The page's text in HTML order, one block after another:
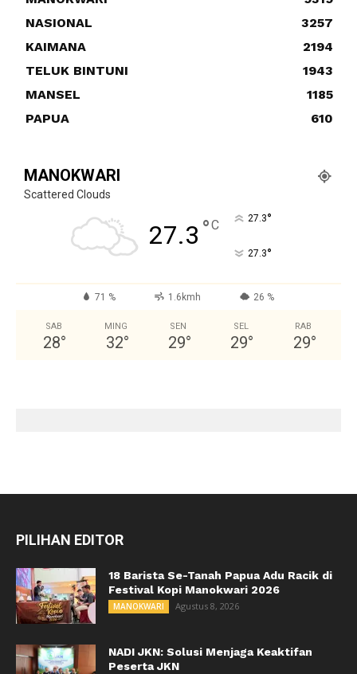
NASIONAL
3257
KAIMANA
2194
TELUK BINTUNI
1943
MANSEL
1185
PAPUA
610
MANOKWARI
Scattered Clouds
27.3 °C 27.3°
27.3°
71 % 1.6kmh 26 %
SAB
28°
MING
32°
SEN
29°
SEL
29°
RAB
29°
PILIHAN EDITOR
18 Barista Se-Tanah Papua Adu Racik di
Festival Kopi Manokwari 2026
MANOKWARI Agustus 8, 2026
NADI JKN: Solusi Menjaga Keaktifan
Peserta JKN